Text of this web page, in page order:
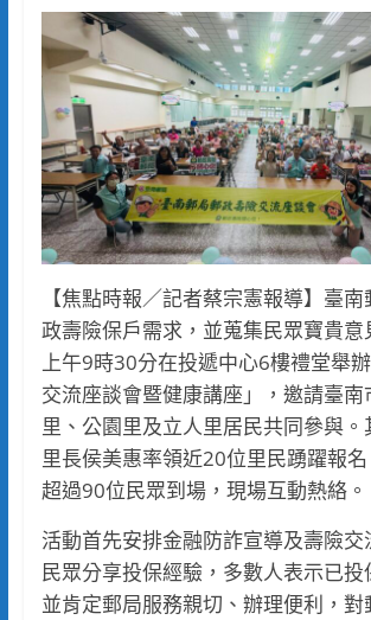
【焦點時報／記者蔡宗憲報導】臺
政壽險保戶需求，並蒐集民眾寶貴意
上午9時30分在投遞中心6樓禮堂舉
交流座談會暨健康講座」，邀請臺南
里、公園里及立人里居民共同參與。
里長侯美惠率領近20位里民踴躍報
超過90位民眾到場，現場互動熱絡。
活動首先安排金融防詐宣導及壽險
民眾分享投保經驗，多數人表示已投
並肯定郵局服務親切、辦理便利，